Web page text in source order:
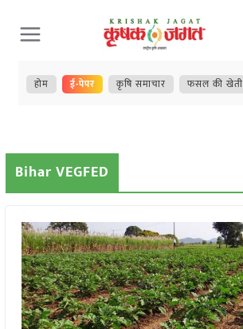
Skip
to
content
होम ई-पेपर कृषि समाचार फसल की खेती
Bihar VEGFED